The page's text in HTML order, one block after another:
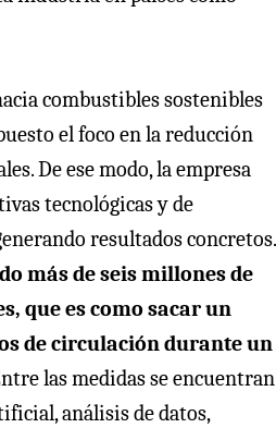
combustibles sostenibles
el foco en la reducción
De ese modo, la empresa
tecnológicas y de
resultados concretos.
más de seis millones de
que es como sacar un
de circulación durante un
las medidas se encuentran
análisis de datos,